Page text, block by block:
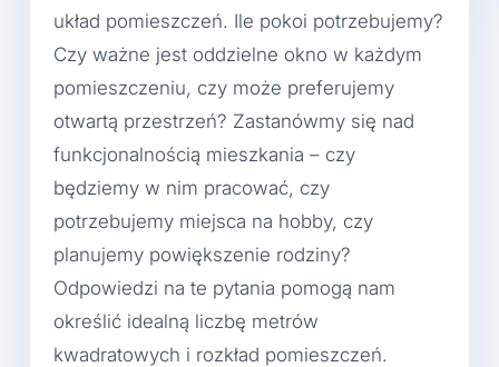
układ pomieszczeń. Ile pokoi potrzebujemy?
Czy ważne jest oddzielne okno w każdym
pomieszczeniu, czy może preferujemy
otwartą przestrzeń? Zastanówmy się nad
funkcjonalnością mieszkania – czy
będziemy w nim pracować, czy
potrzebujemy miejsca na hobby, czy
planujemy powiększenie rodziny?
Odpowiedzi na te pytania pomogą nam
określić idealną liczbę metrów
kwadratowych i rozkład pomieszczeń.